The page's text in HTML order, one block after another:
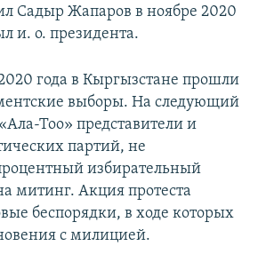
Садыр Жапаров в ноябре 2020
и. о. президента.
года в Кыргызстане прошли
выборы. На следующий
Тоо» представители и
партий, не
избирательный
митинг. Акция протеста
беспорядки, в ходе которых
с милицией.